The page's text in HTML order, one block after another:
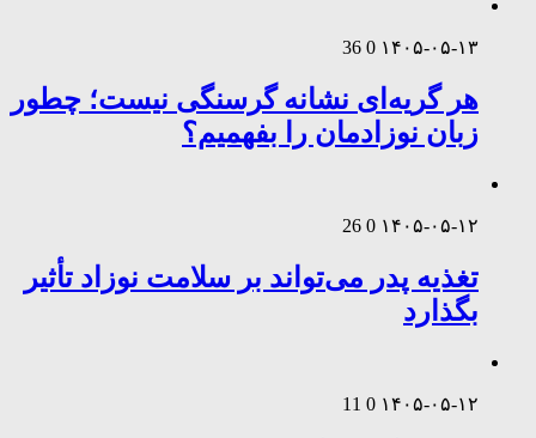
۱۴۰۵-۰۵-۱۳ 0
36
هر گریه‌ای نشانه گرسنگی نیست؛ چطور
زبان نوزادمان را بفهمیم؟
۱۴۰۵-۰۵-۱۲ 0
26
تغذیه پدر می‌تواند بر سلامت نوزاد تأثیر
بگذارد
۱۴۰۵-۰۵-۱۲ 0
11